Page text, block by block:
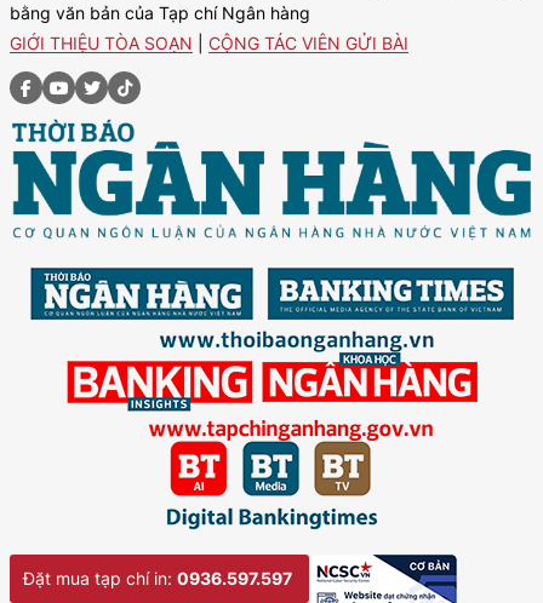
bằng văn bản của Tạp chí Ngân hàng
GIỚI THIỆU TÒA SOẠN
CỘNG TÁC VIÊN GỬI BÀI
Đặt mua tạp chí in: 0936.597.597